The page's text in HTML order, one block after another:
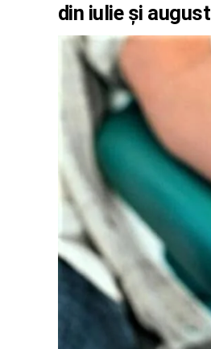
din iulie și august